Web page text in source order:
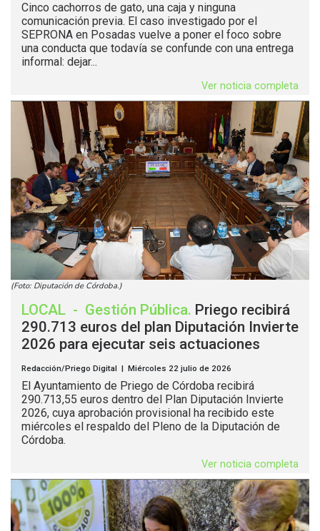
Cinco cachorros de gato, una caja y ninguna
comunicación previa. El caso investigado por el
SEPRONA en Posadas vuelve a poner el foco sobre
una conducta que todavía se confunde con una entrega
informal: dejar...
Ver noticia completa
(Foto: Diputación de Córdoba.)
LOCAL - Gestión Pública. Priego recibirá
290.713 euros del plan Diputación Invierte
2026 para ejecutar seis actuaciones
Redacción/Priego Digital | Miércoles 22 julio de 2026
El Ayuntamiento de Priego de Córdoba recibirá
290.713,55 euros dentro del Plan Diputación Invierte
2026, cuya aprobación provisional ha recibido este
miércoles el respaldo del Pleno de la Diputación de
Córdoba.
Ver noticia completa